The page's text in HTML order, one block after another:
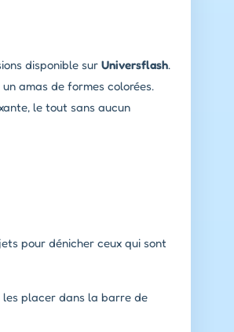
disponible sur Universflash.
amas de formes colorées.
le tout sans aucun
pour dénicher ceux qui sont
placer dans la barre de